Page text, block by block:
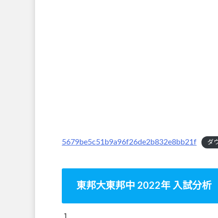
5679be5c51b9a96f26de2b832e8bb21f ダ
東邦大東邦中 2022年 入試分析
１